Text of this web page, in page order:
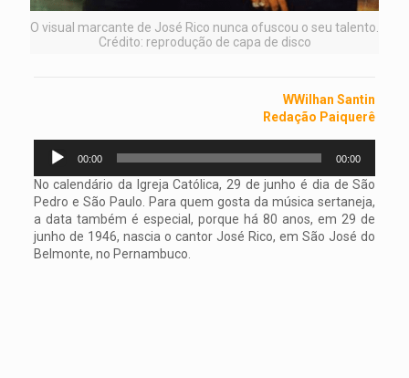
O visual marcante de José Rico nunca ofuscou o seu talento.
Crédito: reprodução de capa de disco
WWilhan Santin
Redação Paiquerê
Tocador
áudio
00:00 00:00
No calendário da Igreja Católica, 29 de junho é dia de São
Pedro e São Paulo. Para quem gosta da música sertaneja,
a data também é especial, porque há 80 anos, em 29 de
junho de 1946, nascia o cantor José Rico, em São José do
Belmonte, no Pernambuco.